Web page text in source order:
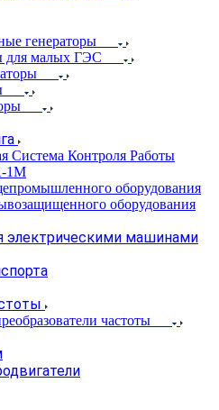
генераторы
для малых ГЭС
Система Контроля Работы
1М
оборудования
оборудования
электрическими машинами
частоты